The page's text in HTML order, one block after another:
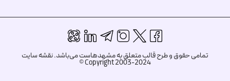
تمامی حقوق و طرح قالب متعلق به مشهدهاست می‌باشد.نقشه سایت
Copyright 2003-2024 ©